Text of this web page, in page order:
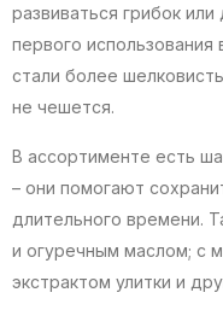
развиваться грибок
первого
стали более
не чешется.
В ассортименте есть
– они помогают
длительного времени.
и огуречным маслом; с
экстрактом улитки и